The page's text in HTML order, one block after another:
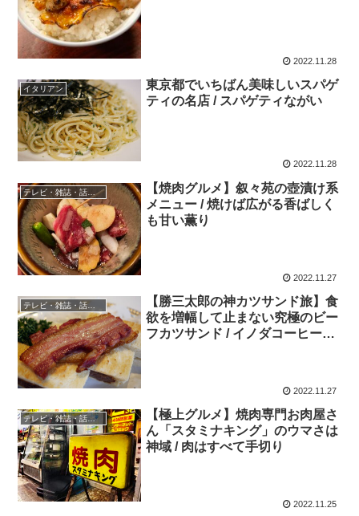
2022.11.28
イタリアン
東京都でいちばん美味しいスパゲ
ティの名店 / スパゲティながい
2022.11.28
【焼肉グルメ】叙々苑の壺漬け系
メニュー / 焼けば広がる香ばしく
も甘い薫り
2022.11.27
テレビ・雑誌・話題の店
【勝三太郎の神カツサンド旅】食
欲を増幅して止まない究極のビー
フカツサンド / イノダコーヒー本
2022.11.27
テレビ・雑誌・話題の店
【極上グルメ】焼肉専門お肉屋さ
ん「スタミナキング」のウマさは
神域 / 肉はすべて手切り
2022.11.25